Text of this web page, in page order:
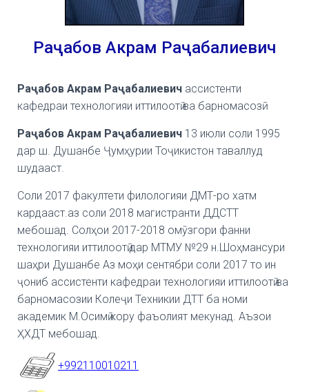
Раҷабов Акрам Раҷабалиевич
Раҷабов Акрам Раҷабалиевич ассистенти
кафедраи технологияи иттилоотӣ ва барномасозӣ
Раҷабов Акрам Раҷабалиевич 13 июли соли 1995
дар ш. Душанбе Ҷумҳурии Тоҷикистон таваллуд
шудааст.
Соли 2017 факултети филологияи ДМТ-ро хатм
кардааст. аз соли 2018 магистранти ДДСТТ
мебошад. Солҳои 2017-2018 омӯзгори фанни
технологияи иттилоотӣ дар МТМУ №29 н. Шоҳмансури
шаҳри Душанбе Аз моҳи сентябри соли 2017 то ин
ҷониб ассистенти кафедраи технологияи иттилоотӣ ва
барномасозии Колеҷи Техникии ДТТ ба номи
академик М. Осимӣ кору фаъолият мекунад. Аъзои
ҲХДТ мебошад.
+992110010211